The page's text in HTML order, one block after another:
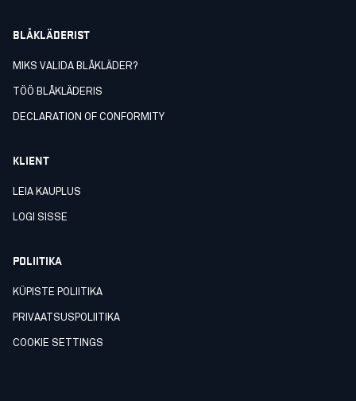
BLÅKLÄDERIST
MIKS VALIDA BLÅKLÄDER?
TÖÖ BLÅKLÄDERIS
DECLARATION OF CONFORMITY
KLIENT
LEIA KAUPLUS
LOGI SISSE
POLIITIKA
KÜPISTE POLIITIKA
PRIVAATSUSPOLIITIKA
COOKIE SETTINGS